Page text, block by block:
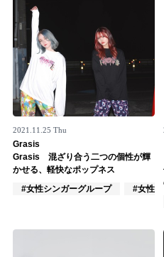
人気ワード
#男性SSW #ポップス
#男性シンガー
#ヒップホップ #男性シンガーグ
MENU
記事一覧
プレスリリース一覧
会社概要
お問い合わせ
記事リクエスト
ログイン
2021.11.25 Thu
Grasis
Grasis 混ざり合う二つの個性が輝
かせる、軽快なポップネス
#女性シンガーグループ
#女性ユ